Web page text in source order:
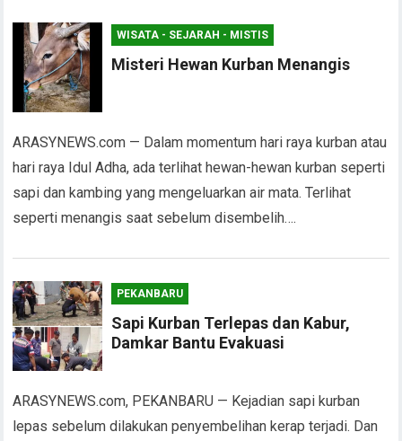
WISATA - SEJARAH - MISTIS
Misteri Hewan Kurban Menangis
ARASYNEWS.com — Dalam momentum hari raya kurban atau
hari raya Idul Adha, ada terlihat hewan-hewan kurban seperti
sapi dan kambing yang mengeluarkan air mata. Terlihat
seperti menangis saat sebelum disembelih….
PEKANBARU
Sapi Kurban Terlepas dan Kabur,
Damkar Bantu Evakuasi
ARASYNEWS.com, PEKANBARU — Kejadian sapi kurban
lepas sebelum dilakukan penyembelihan kerap terjadi. Dan